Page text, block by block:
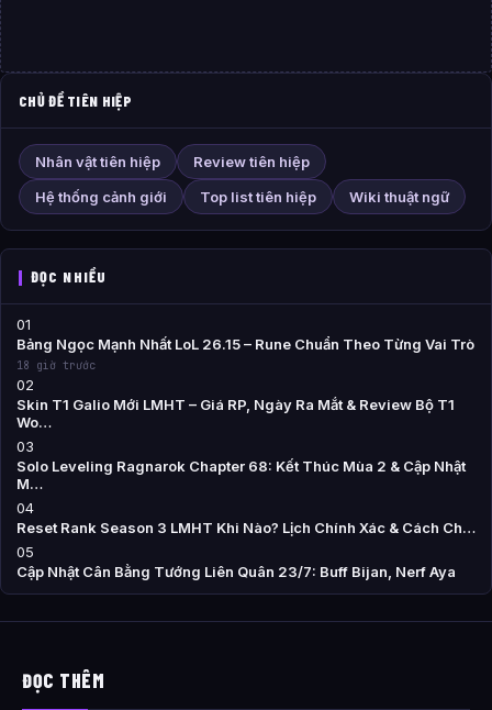
CHỦ ĐỀ TIÊN HIỆP
Nhân vật tiên hiệp
Review tiên hiệp
Hệ thống cảnh giới
Top list tiên hiệp Wiki thuật ngữ
ĐỌC NHIỀU
01
Bảng Ngọc Mạnh Nhất LoL 26.15 – Rune Chuẩn Theo Từng Vai Trò
18 giờ trước
02
Skin T1 Galio Mới LMHT – Giá RP, Ngày Ra Mắt & Review Bộ T1
Wo…
03
Solo Leveling Ragnarok Chapter 68: Kết Thúc Mùa 2 & Cập Nhật
M…
04
Reset Rank Season 3 LMHT Khi Nào? Lịch Chính Xác & Cách Ch…
05
Cập Nhật Cân Bằng Tướng Liên Quân 23/7: Buff Bijan, Nerf Aya
ĐỌC THÊM